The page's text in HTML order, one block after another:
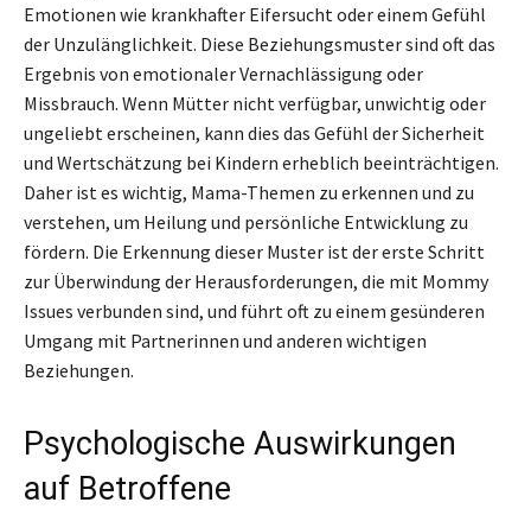
Emotionen wie krankhafter Eifersucht oder einem Gefühl
der Unzulänglichkeit. Diese Beziehungsmuster sind oft das
Ergebnis von emotionaler Vernachlässigung oder
Missbrauch. Wenn Mütter nicht verfügbar, unwichtig oder
ungeliebt erscheinen, kann dies das Gefühl der Sicherheit
und Wertschätzung bei Kindern erheblich beeinträchtigen.
Daher ist es wichtig, Mama-Themen zu erkennen und zu
verstehen, um Heilung und persönliche Entwicklung zu
fördern. Die Erkennung dieser Muster ist der erste Schritt
zur Überwindung der Herausforderungen, die mit Mommy
Issues verbunden sind, und führt oft zu einem gesünderen
Umgang mit Partnerinnen und anderen wichtigen
Beziehungen.
Psychologische Auswirkungen
auf Betroffene